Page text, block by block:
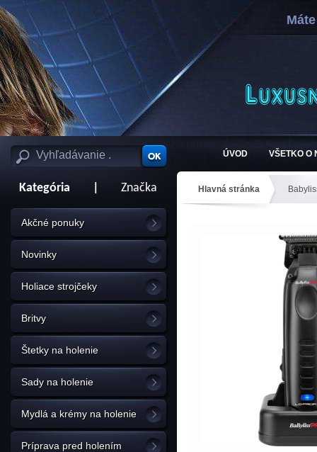
ÚVOD VŠETKO O
Kategória Značka
Akčné ponuky
Novinky
Holiace strojčeky
Britvy
Štetky na holenie
Sady na holenie
Mydlá a krémy na holenie
Príprava pred holením
Hlavná stránka